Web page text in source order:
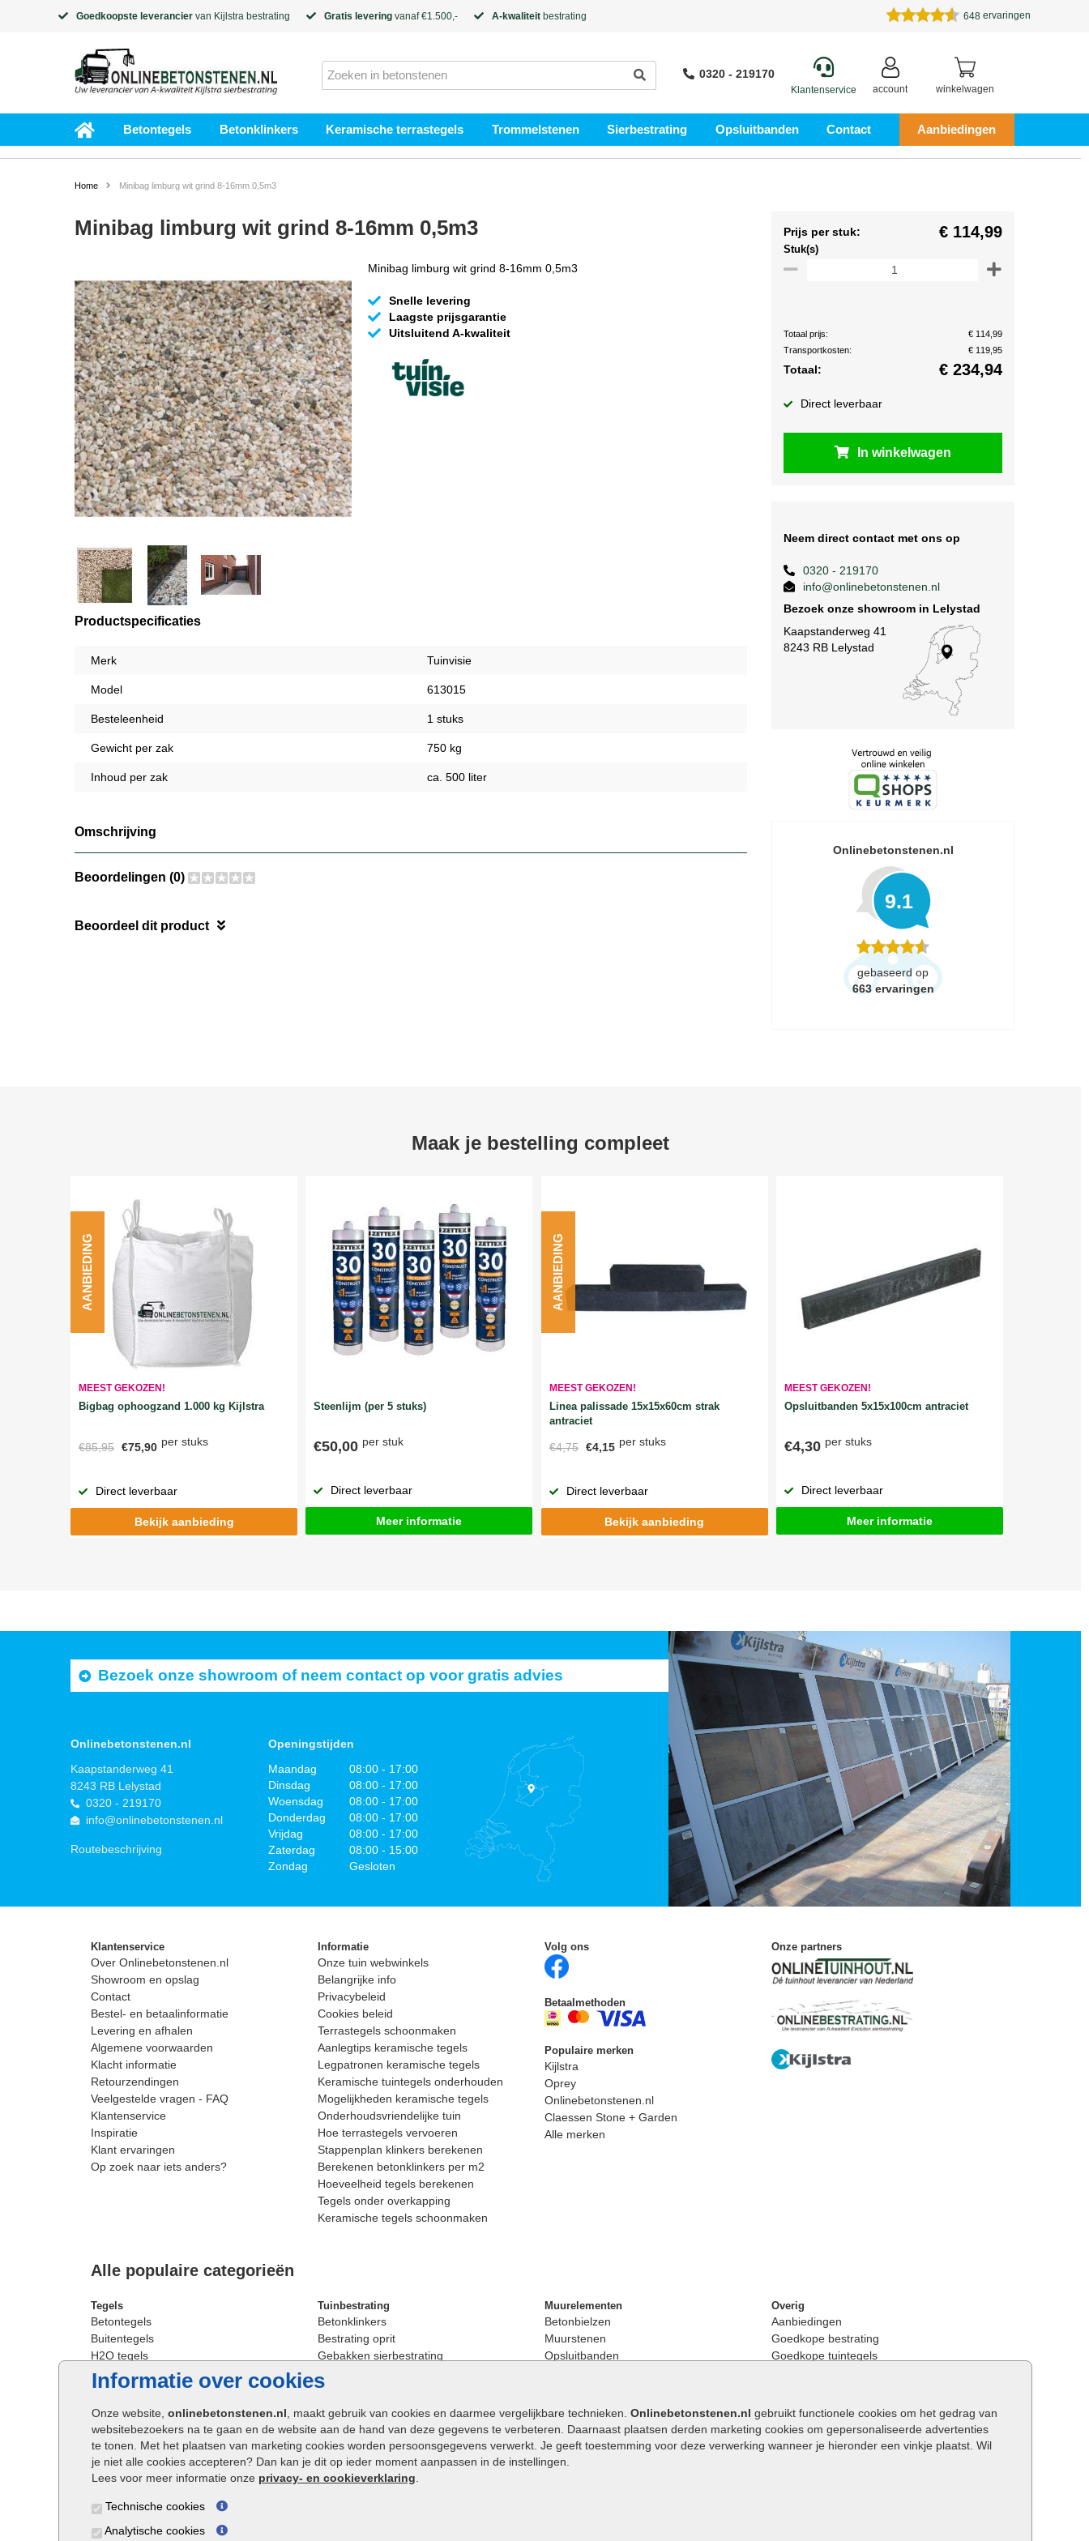
Goedkoopste leverancier van Kijlstra bestrating Gratis levering vanaf €1.500,- A-kwaliteit bestrating 648 ervaringen
0320 - 219170
Klantenservice account winkelwagen
Betontegels Betonklinkers Keramische terrastegels Trommelstenen Sierbestrating Opsluitbanden Contact Aanbiedingen
Informatie over cookies
Onze website, onlinebetonstenen.nl , maakt gebruik van cookies en daarmee vergelijkbare technieken. Onlinebetonstenen.nl gebruikt functionele cookies om het gedrag van
websitebezoekers na te gaan en de website aan de hand van deze gegevens te verbeteren. Daarnaast plaatsen derden marketing cookies om gepersonaliseerde advertenties
te tonen. Met het plaatsen van marketing cookies worden persoonsgegevens verwerkt. Je geeft toestemming voor deze verwerking wanneer je hieronder een vinkje plaatst. Wil
je niet alle cookies accepteren? Dan kan je dit op ieder moment aanpassen in de instellingen.
Lees voor meer informatie onze privacy- en cookieverklaring
Technische cookies
Analytische cookies
Home Minibag limburg wit grind 8-16mm 0,5m3
Minibag limburg wit grind 8-16mm 0,5m3
Minibag limburg wit grind 8-16mm 0,5m3
Snelle levering
Laagste prijsgarantie
Uitsluitend A-kwaliteit
Productspecificaties
Merk Tuinvisie
Model 613015
Besteleenheid 1 stuks
Gewicht per zak 750 kg
Inhoud per zak ca. 500 liter
Omschrijving
Beoordelingen (0)
Beoordeel dit product
Prijs per stuk: € 114,99
Stuk(s)
Totaal prijs:
€ 114,99
Transportkosten:
€ 119,95
Totaal: € 234,94
Direct leverbaar
In winkelwagen
Neem direct contact met ons op
0320 - 219170
info@onlinebetonstenen.nl
Bezoek onze showroom in Lelystad
Kaapstanderweg 41
8243 RB Lelystad
Onlinebetonstenen.nl
9.1
gebaseerd op
663 ervaringen
Maak je bestelling compleet
MEEST GEKOZEN!
Bigbag ophoogzand 1.000 kg Kijlstra
€85,95 €75,90 per stuks
AANBIEDING
Direct leverbaar
Bekijk aanbieding
Steenlijm (per 5 stuks)
€50,00 per stuk
Direct leverbaar
Meer informatie
MEEST GEKOZEN!
Linea palissade 15x15x60cm strak
antraciet
€4,75 €4,15 per stuks
AANBIEDING
Direct leverbaar
Bekijk aanbieding
MEEST GEKOZEN!
Opsluitbanden 5x15x100cm antraciet
€4,30 per stuks
Direct leverbaar
Meer informatie
Bezoek onze showroom of neem contact op voor gratis advies
Onlinebetonstenen.nl
Kaapstanderweg 41
8243 RB Lelystad
0320 - 219170
info@onlinebetonstenen.nl
Routebeschrijving
Openingstijden
Maandag
08:00 - 17:00
Dinsdag
08:00 - 17:00
Woensdag
08:00 - 17:00
Donderdag
08:00 - 17:00
Vrijdag
08:00 - 17:00
Zaterdag
08:00 - 15:00
Zondag
Gesloten
Klantenservice
Over Onlinebetonstenen.nl
Showroom en opslag
Contact
Bestel- en betaalinformatie
Levering en afhalen
Algemene voorwaarden
Klacht informatie
Retourzendingen
Veelgestelde vragen - FAQ
Klantenservice
Inspiratie
Klant ervaringen
Op zoek naar iets anders?
Informatie
Onze tuin webwinkels
Belangrijke info
Privacybeleid
Cookies beleid
Terrastegels schoonmaken
Aanlegtips keramische tegels
Legpatronen keramische tegels
Keramische tuintegels onderhouden
Mogelijkheden keramische tegels
Onderhoudsvriendelijke tuin
Hoe terrastegels vervoeren
Stappenplan klinkers berekenen
Berekenen betonklinkers per m2
Hoeveelheid tegels berekenen
Tegels onder overkapping
Keramische tegels schoonmaken
Volg ons
Betaalmethoden
Populaire merken
Kijlstra
Oprey
Onlinebetonstenen.nl
Claessen Stone + Garden
Alle merken
Onze partners
Alle populaire categorieën
Tegels
Betontegels
Buitentegels
H2O tegels
Keramische terrastegels
Oprit tegels
Patio tegels
Siertegels
Stoeptegels
Straattegels
Terrastegels
Buitentegels
Grote terrastegels
Tuinbestrating
Betonklinkers
Bestrating oprit
Gebakken sierbestrating
Strakke bestrating
Straatstenen
Straatklinkers
Trommelstenen
Tuinstenen
Waalformaat
Muurelementen
Betonbielzen
Muurstenen
Opsluitbanden
Betonblokken
Stapelstenen
Overig
Aanbiedingen
Goedkope bestrating
Goedkope tuintegels
Opsluitbanden plaatsen
Keerwanden
Traptreden tuin